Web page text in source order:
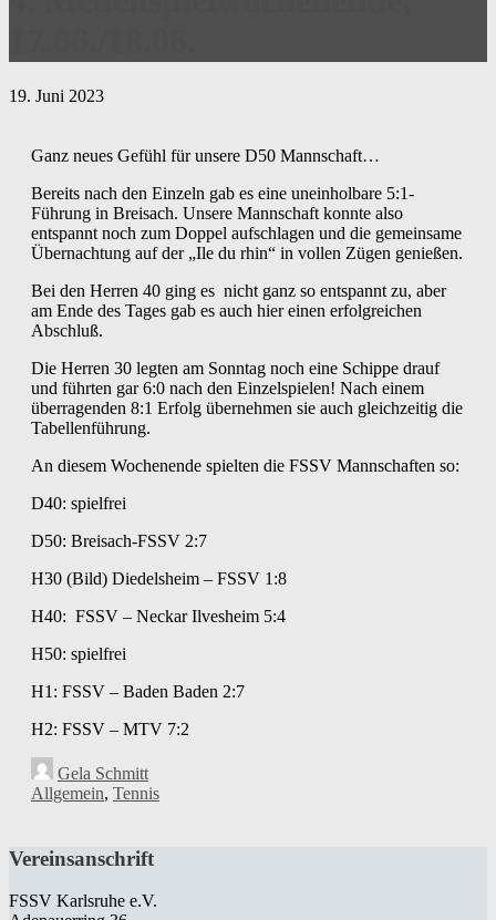
19. Juni 2023
Ganz neues Gefühl für unsere D50 Mannschaft…
Bereits nach den Einzeln gab es eine uneinholbare 5:1-
Führung in Breisach. Unsere Mannschaft konnte also
entspannt noch zum Doppel aufschlagen und die gemeinsame
Übernachtung auf der „Ile du rhin“ in vollen Zügen genießen.
Bei den Herren 40 ging es nicht ganz so entspannt zu, aber
am Ende des Tages gab es auch hier einen erfolgreichen
Abschluß.
Die Herren 30 legten am Sonntag noch eine Schippe drauf
und führten gar 6:0 nach den Einzelspielen! Nach einem
überragenden 8:1 Erfolg übernehmen sie auch gleichzeitig die
Tabellenführung.
An diesem Wochenende spielten die FSSV Mannschaften so:
D40: spielfrei
D50: Breisach-FSSV 2:7
H30 (Bild) Diedelsheim – FSSV 1:8
H40: FSSV – Neckar Ilvesheim 5:4
H50: spielfrei
H1: FSSV – Baden Baden 2:7
H2: FSSV – MTV 7:2
Gela Schmitt
Allgemein, Tennis
Vereinsanschrift
FSSV Karlsruhe e.V.